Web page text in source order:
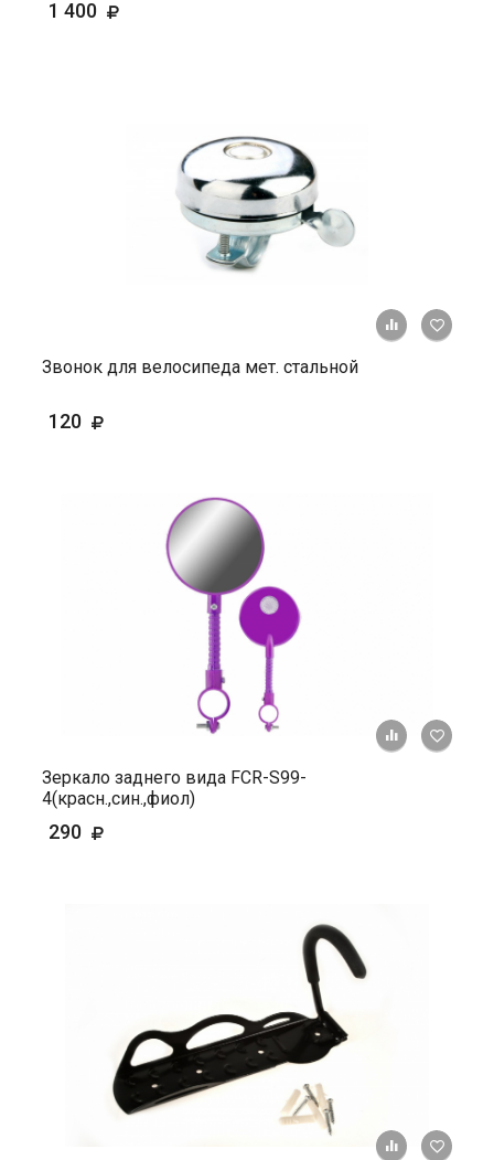
1 400
+ К
Звонок для велосипеда мет. стальной
120
+ К
Зеркало заднего вида FCR-S99-
4(красн.,син.,фиол)
290
+ К